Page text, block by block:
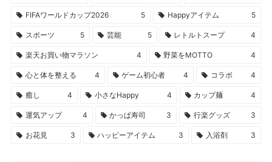
FIFAワールドカップ2026 5 Happyアイテム 5
スポーツ 5 芸能 5 レトルトスープ 4
楽天お買い物マラソン 4 野菜をMOTTO 4
心と体を整える 4 ゲーム初心者 4 コラボ 4
癒し 4 小さなHappy 4 カップ麺 4
運気アップ 4 かっぱ寿司 3 行楽グッズ 3
お花見 3 ハッピーアイテム 3 入浴剤 3